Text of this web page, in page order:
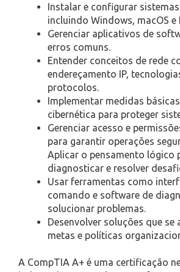
Instalar e configurar
incluindo Windows, macOS e
Gerenciar aplicativos de
erros comuns.
Entender conceitos de rede
endereçamento IP,
protocolos.
Implementar medidas
cibernética para proteger
Gerenciar acesso e
para garantir operações
Aplicar o pensamento lógico
diagnosticar e resolver
Usar ferramentas como
comando e software de
solucionar problemas.
Desenvolver soluções que se
metas e políticas
A CompTIA A+ é uma certificação